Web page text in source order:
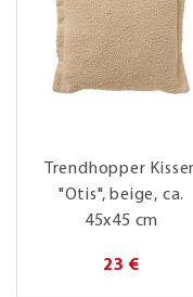
Trendhopper
"Otis", beige, ca.
45x45 cm
23 €